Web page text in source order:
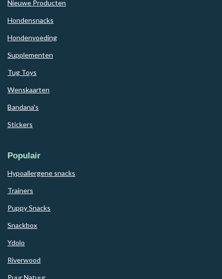
Nieuwe Producten
Hondensnacks
Hondenvoeding
Supplementen
Tug Toys
Wenskaarten
Bandana's
Stickers
Populair
Hypoallergene snacks
Trainers
Puppy Snacks
Snackbox
Ydolo
Riverwood
Puur Natuur